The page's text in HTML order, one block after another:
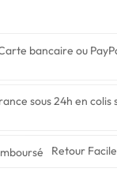
Retour